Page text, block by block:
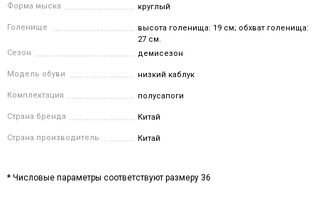
Форма мыска круглый
Голенище
высота голенища: 19 см; обхват голенища:
27 см.
Сезон
демисезон
Модель обуви низкий каблук
Комплектация полусапоги
Страна бренда Китай
Страна производитель Китай
* Числовые параметры соответствуют размеру 36